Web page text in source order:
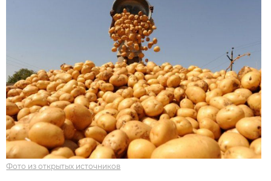
Фото из открытых источников